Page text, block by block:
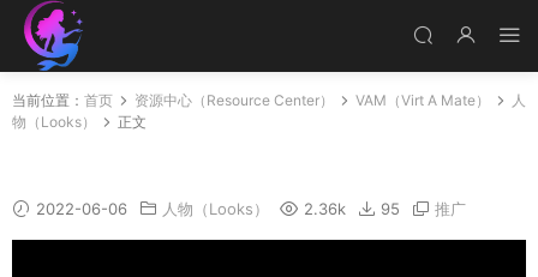
当前位置： 首页 资源中心（Resource Center） VAM（Virt A Mate）
人
物（Looks）
正文
2022-06-06 人物（Looks） 2.36k 95 推广